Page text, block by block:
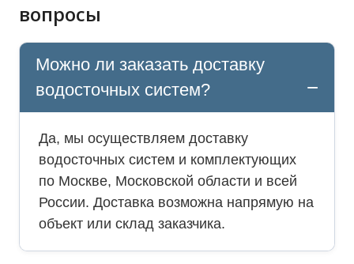
вопросы
Можно ли заказать доставку
водосточных систем?
Да, мы осуществляем доставку
водосточных систем и комплектующих
по Москве, Московской области и всей
России. Доставка возможна напрямую на
объект или склад заказчика.